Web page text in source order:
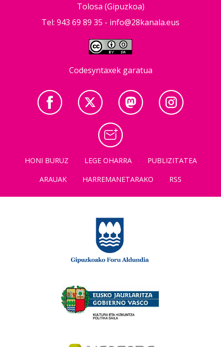
Tolosa (Gipuzkoa)
Tel: 943 69 89 35 - info@28kanala.eus
Codesyntaxek garatua
HONI BURUZ LEGE OHARRA
PUBLIZITATEA
ARAUAK
HARREMANETARAKO RSS